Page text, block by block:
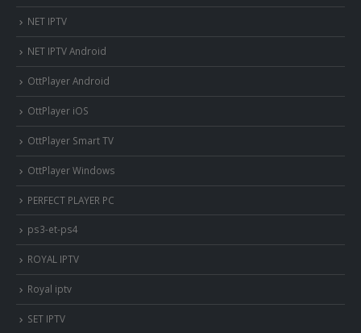
NET IPTV
NET IPTV Android
OttPlayer Android
OttPlayer iOS
OttPlayer Smart TV
OttPlayer Windows
PERFECT PLAYER PC
ps3-et-ps4
ROYAL IPTV
Royal iptv
SET IPTV